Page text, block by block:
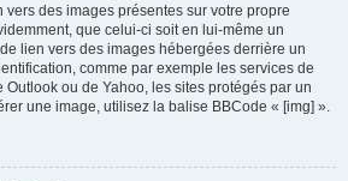
des images présentes sur votre propre
que celui-ci soit en lui-même un
lien vers des images hébergées derrière un
comme par exemple les services de
ou de Yahoo, les sites protégés par un
une image, utilisez la balise BBCode « [img] ».